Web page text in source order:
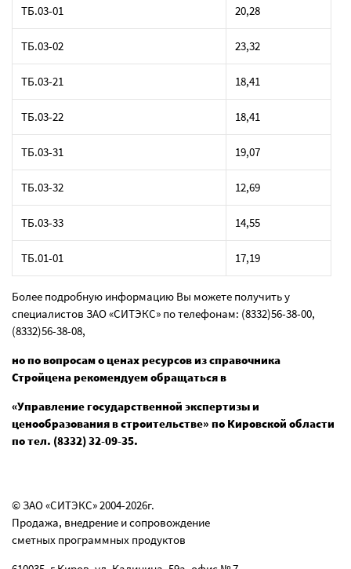
ТБ.03-01 20,28
ТБ.03-02 23,32
ТБ.03-21 18,41
ТБ.03-22 18,41
ТБ.03-31 19,07
ТБ.03-32 12,69
ТБ.03-33 14,55
ТБ.01-01 17,19
Более подробную информацию Вы можете получить у
специалистов ЗАО «СИТЭКС» по телефонам: (8332)56-38-00,
(8332)56-38-08,
но по вопросам о ценах ресурсов из справочника
Стройцена рекомендуем обращаться в
«Управление государственной экспертизы и
ценообразования в строительстве» по Кировской области
по тел. (8332) 32-09-35.
© ЗАО «СИТЭКС» 2004-2026г.
Продажа, внедрение и сопровождение
сметных программных продуктов